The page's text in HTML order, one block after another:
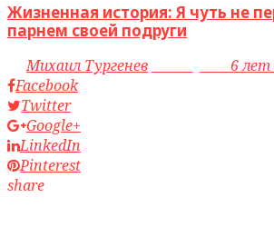
Жизненная история: Я чуть не
парнем своей подруги
byМихаил Тургенев
6 лет
Facebook
Twitter
Google+
LinkedIn
Pinterest
share